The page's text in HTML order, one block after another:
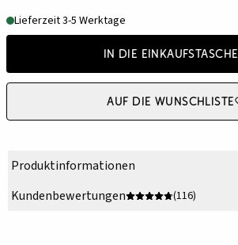
Lieferzeit 3-5 Werktage
In die Einkaufstasche
Auf die Wunschliste
Produktinformationen
Kundenbewertungen
(116)